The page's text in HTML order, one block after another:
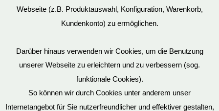
Webseite (z.B. Produktauswahl, Konfiguration, Warenkorb,
Kundenkonto) zu ermöglichen.
Darüber hinaus verwenden wir Cookies, um die Benutzung
unserer Webseite zu erleichtern und zu verbessern (sog.
funktionale Cookies).
So können wir durch Cookies unter anderem unser
Internetangebot für Sie nutzerfreundlicher und effektiver gestalten,